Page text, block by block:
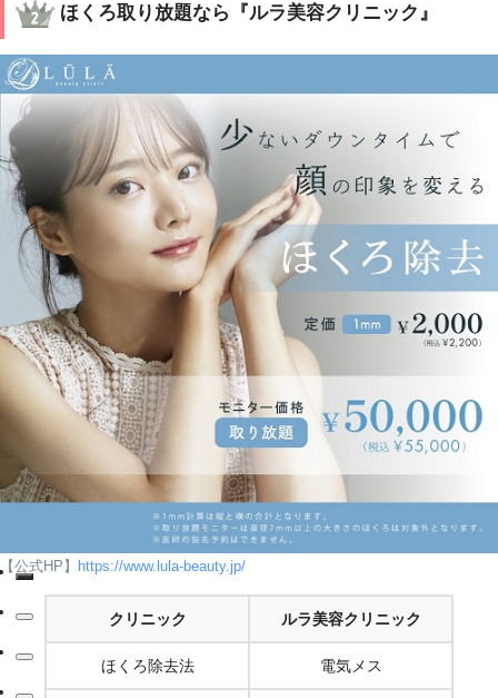
ほくろ取り放題なら『ルラ美容クリニック』
【公式HP】 https://www.lula-beauty.jp/
クリニック ルラ美容クリニック
ほくろ除去法 電気メス